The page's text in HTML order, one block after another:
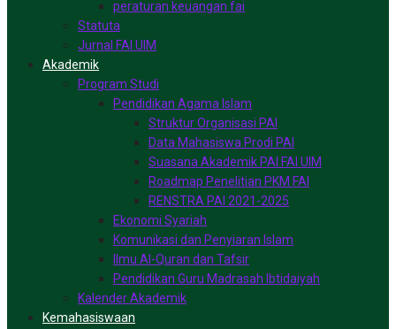
peraturan keuangan fai
Statuta
Jurnal FAI UIM
Akademik
Program Studi
Pendidikan Agama Islam
Struktur Organisasi PAI
Data Mahasiswa Prodi PAI
Suasana Akademik PAI FAI UIM
Roadmap Penelitian PKM FAI
RENSTRA PAI 2021-2025
Ekonomi Syariah
Komunikasi dan Penyiaran Islam
Ilmu Al-Quran dan Tafsir
Pendidikan Guru Madrasah Ibtidaiyah
Kalender Akademik
Kemahasiswaan